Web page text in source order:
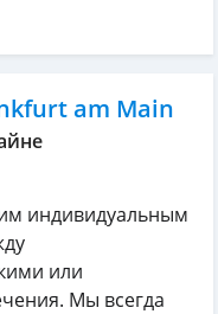
am Main
индивидуальным
или
Мы всегда